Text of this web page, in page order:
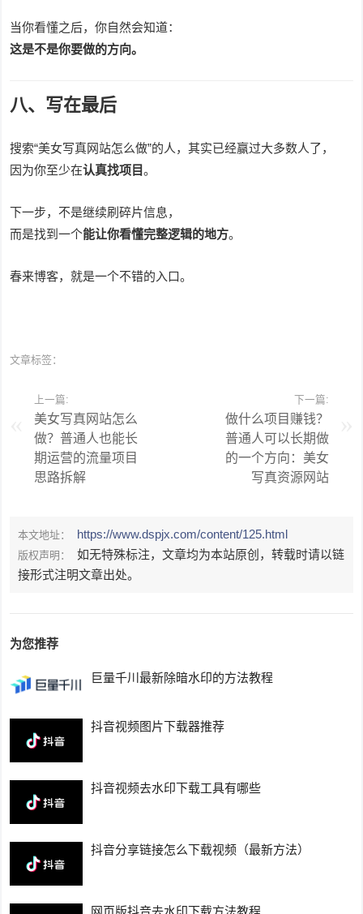
当你看懂之后，你自然会知道：
这是不是你要做的方向。
八、写在最后
搜索“美女写真网站怎么做”的人，其实已经赢过大多数人了，
因为你至少在认真找项目。
下一步，不是继续刷碎片信息，
而是找到一个能让你看懂完整逻辑的地方。
春来博客，就是一个不错的入口。
文章标签：
上一篇:
美女写真网站怎么
做？普通人也能长
期运营的流量项目
思路拆解
下一篇:
做什么项目赚钱？
普通人可以长期做
的一个方向：美女
写真资源网站
本文地址： https://www.dspjx.com/content/125.html
版权声明：
如无特殊标注，文章均为本站原创，转载时请以链
接形式注明文章出处。
为您推荐
巨量千川最新除暗水印的方法教程
抖音视频图片下载器推荐
抖音视频去水印下载工具有哪些
抖音分享链接怎么下载视频（最新方法）
网页版抖音去水印下载方法教程